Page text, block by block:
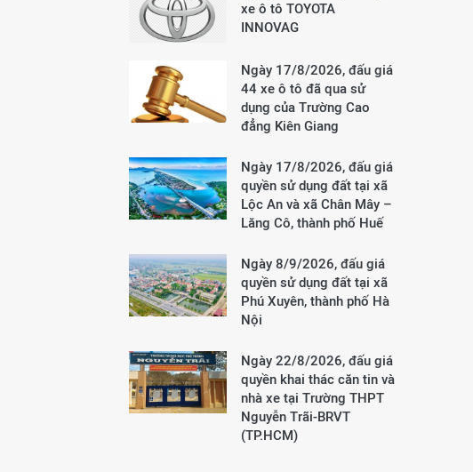
xe ô tô TOYOTA
INNOVAG
Ngày 17/8/2026, đấu giá
44 xe ô tô đã qua sử
dụng của Trường Cao
đẳng Kiên Giang
Ngày 17/8/2026, đấu giá
quyền sử dụng đất tại xã
Lộc An và xã Chân Mây –
Lăng Cô, thành phố Huế
Ngày 8/9/2026, đấu giá
quyền sử dụng đất tại xã
Phú Xuyên, thành phố Hà
Nội
Ngày 22/8/2026, đấu giá
quyền khai thác căn tin và
nhà xe tại Trường THPT
Nguyễn Trãi-BRVT
(TP.HCM)